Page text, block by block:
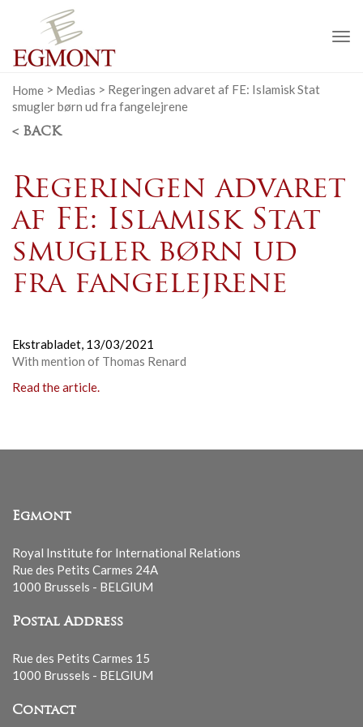
Home > Medias > Regeringen advaret af FE: Islamisk Stat
smugler børn ud fra fangelejrene
< BACK
Regeringen advaret
af FE: Islamisk Stat
smugler børn ud
fra fangelejrene
Ekstrabladet, 13/03/2021
With mention of Thomas Renard
Read the article.
Egmont
Royal Institute for International Relations
Rue des Petits Carmes 24A
1000 Brussels - BELGIUM
Postal Address
Rue des Petits Carmes 15
1000 Brussels - BELGIUM
Contact